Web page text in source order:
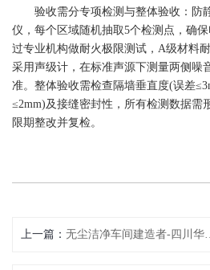
验收需分专项检测与整体验收：防
仪，每个区域随机抽取5个检测点，确
过专业机构做耐火极限测试，A级材料
采用声级计，在标准声源下测量两侧噪
准。整体验收需检查隔墙垂直度(误差
≤2mm)及接缝密封性，所有检测数据需
限期整改并复检。
上一篇